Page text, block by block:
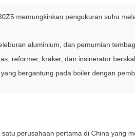
memungkinkan pengukuran suhu
aluminium, dan pemurnian
reformer, kraker, dan insinerator
bergantung pada boiler dengan
perusahaan pertama di China yang